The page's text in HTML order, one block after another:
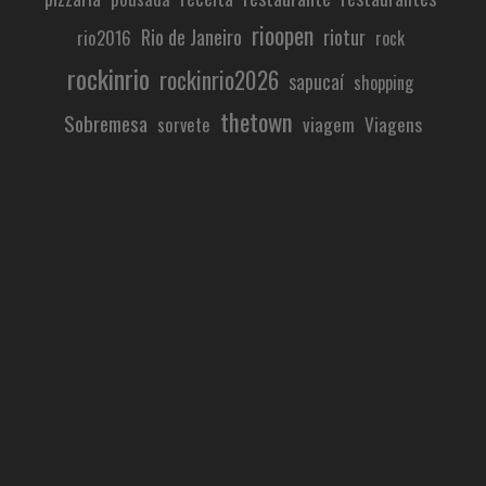
rio2016 Rio de Janeiro rioopen riotur rock
rockinrio rockinrio2026 sapucaí shopping
Sobremesa sorvete thetown viagem Viagens